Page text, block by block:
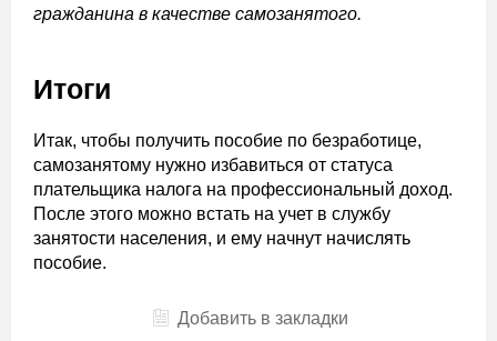
гражданина в качестве самозанятого.
Итоги
Итак, чтобы получить пособие по безработице,
самозанятому нужно избавиться от статуса
плательщика налога на профессиональный доход.
После этого можно встать на учет в службу
занятости населения, и ему начнут начислять
пособие.
Добавить в закладки